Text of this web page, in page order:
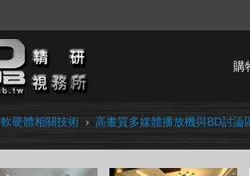
購
軟硬體相關技術 › 高畫質多媒體播放機與BD討論